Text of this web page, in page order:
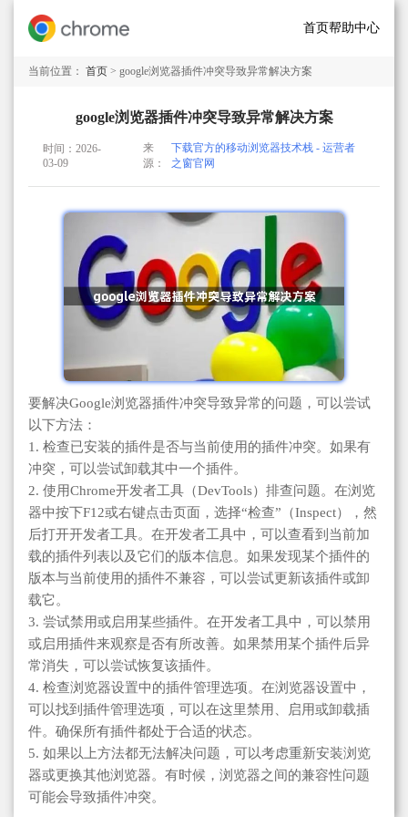
首页帮助中心
当前位置： 首页 > google浏览器插件冲突导致异常解决方案
google浏览器插件冲突导致异常解决方案
时间：2026-
03-09
来
源：
下载官方的移动浏览器技术栈 - 运营者
之窗官网
要解决Google浏览器插件冲突导致异常的问题，可以尝试
以下方法：
1. 检查已安装的插件是否与当前使用的插件冲突。如果有
冲突，可以尝试卸载其中一个插件。
2. 使用Chrome开发者工具（DevTools）排查问题。在浏览
器中按下F12或右键点击页面，选择“检查”（Inspect），然
后打开开发者工具。在开发者工具中，可以查看到当前加
载的插件列表以及它们的版本信息。如果发现某个插件的
版本与当前使用的插件不兼容，可以尝试更新该插件或卸
载它。
3. 尝试禁用或启用某些插件。在开发者工具中，可以禁用
或启用插件来观察是否有所改善。如果禁用某个插件后异
常消失，可以尝试恢复该插件。
4. 检查浏览器设置中的插件管理选项。在浏览器设置中，
可以找到插件管理选项，可以在这里禁用、启用或卸载插
件。确保所有插件都处于合适的状态。
5. 如果以上方法都无法解决问题，可以考虑重新安装浏览
器或更换其他浏览器。有时候，浏览器之间的兼容性问题
可能会导致插件冲突。